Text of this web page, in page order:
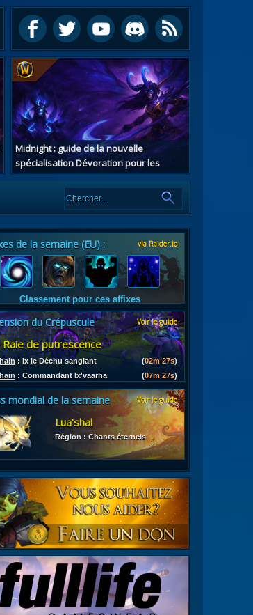
Midnight : guide de la nouvelle
spécialisation Dévoration pour les
chasseurs de démons
de la semaine (EU) : via Raider.io
Classement pour ces affixes
du Crépuscule Voir le guide
Raie de putrescence
: Ix le Déchu sanglant (02m 26s)
: Commandant Ix'vaarha (07m 26s)
mondial de la semaine Voir le guide
Lua'shal
Région : Chants éternels